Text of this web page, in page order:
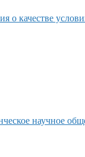
о качестве
научное